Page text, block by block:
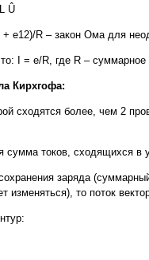
Û
e12)/R – закон Ома для
I = e/R, где R – cуммарное
Кирхгофа:
сходятся более, чем 2
сумма токов, сходящихся в
заряда
изменяться), то поток